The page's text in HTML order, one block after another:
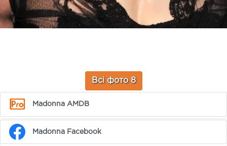
Всі фото 8
Madonna AMDB
Madonna Facebook